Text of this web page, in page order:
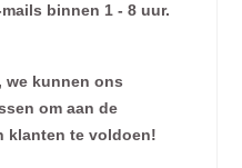
binnen 1 - 8 uur.
we kunnen ons
om aan de
klanten te voldoen!